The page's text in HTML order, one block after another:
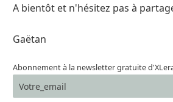
A bientôt et n'hésitez pas à
Gaëtan
Abonnement à la newsletter gratuite